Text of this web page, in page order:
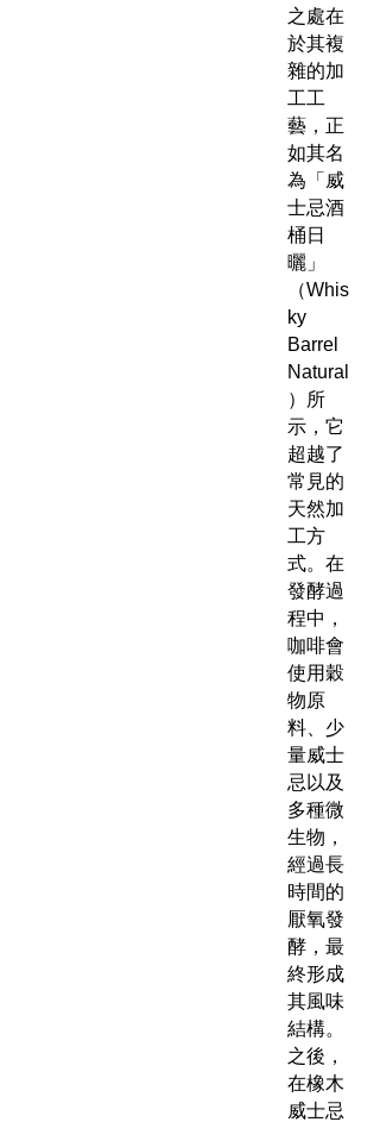
之處在
於其複
雜的加
工工
藝，正
如其名
為「威
士忌酒
桶日
曬」
（Whis
ky
Barrel
Natural
）所
示，它
超越了
常見的
天然加
工方
式。在
發酵過
程中，
咖啡會
使用穀
物原
料、少
量威士
忌以及
多種微
生物，
經過長
時間的
厭氧發
酵，最
終形成
其風味
結構。
之後，
在橡木
威士忌